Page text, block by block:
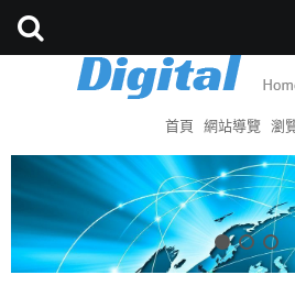
首頁 網站導覽 瀏